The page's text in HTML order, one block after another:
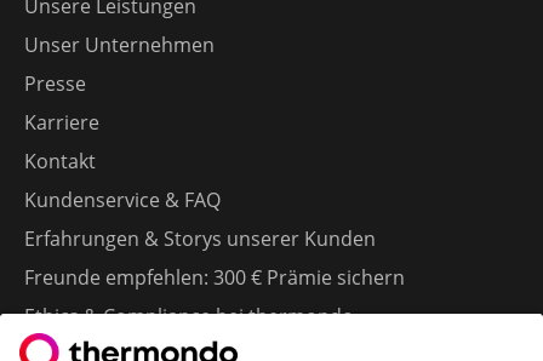
Unsere Leistungen
Unser Unternehmen
Presse
Karriere
Kontakt
Kundenservice & FAQ
Erfahrungen & Storys unserer Kunden
Freunde empfehlen: 300 € Prämie sichern
Ethics & Compliance bei thermondo